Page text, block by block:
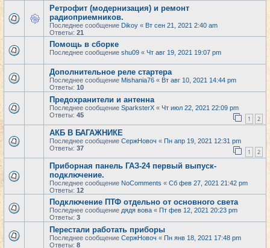
Ретрофит (модернизация) и ремонт
радиоприемников.
Последнее сообщение Dikoy « Вт сен 21, 2021 2:40 am
Ответы: 21
Помощь в сборке
Последнее сообщение shu09 « Чт авг 19, 2021 19:07 pm
Дополнительное реле стартера
Последнее сообщение Mishania76 « Вт авг 10, 2021 14:44 pm
Ответы: 10
Предохранители и антенна
Последнее сообщение SparksterX « Чт июл 22, 2021 22:09 pm
Ответы: 45 1 2
АКБ В БАГАЖНИКЕ
Последнее сообщение СержНовоч « Пн апр 19, 2021 12:31 pm
Ответы: 37 1 2
Приборная панель ГАЗ-24 первый выпуск-
подключение.
Последнее сообщение NoComments « Сб фев 27, 2021 21:42 pm
Ответы: 12
Подключение ПТФ отдельно от основного света
Последнее сообщение дядя вова « Пт фев 12, 2021 20:23 pm
Ответы: 3
Перестали работать приборы
Последнее сообщение СержНовоч « Пн янв 18, 2021 17:48 pm
Ответы: 8